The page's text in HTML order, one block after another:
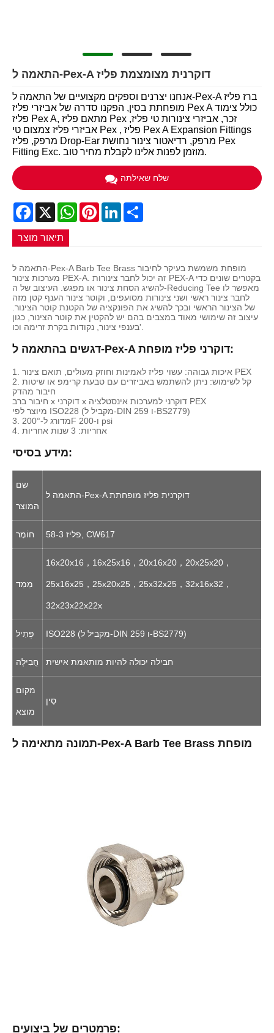
התאמה ל-Pex-A דוקרנית מצומצמת פליז
אנחנו יצרנים וספקים מקצועיים של התאמה ל-Pex-A ברז פליז
מופחתת בסין, הפקנו סדרה של אביזרי פליז Pex A כולל צימוד
פליז Pex A, מתאם פליז Pex זכר, אביזרי צינורות טי פליז,
אביזרי פליז צמצום טי Pex , פליז Pex A Expansion Fittings
מרפק, פליז Drop-Ear מרפק, רדיאטור צינור נחושת Pex
Fitting Exc. מוזמן לפנות אלינו לקבלת מחיר טוב.
שלח שאילתה
Facebook
X WhatsApp
PinterestLinkedIn
תיאור מוצר
התאמה ל-Pex-A Barb Tee Brass מופחת משמשת בעיקר לחיבור
מערכות צינור PEX-A. זה יכול לחבר צינורות PEX-A בקטרים ​​שונים כדי
להשיג הסחת צינור או מפגש. העיצוב של ה-Reducing Tee מאפשר לו
לחבר צינור ראשי ושני צינורות מסועפים, וקוטר צינור הענף קטן מזה
של הצינור הראשי ובכך להשיג את הפונקציה של הקטנת קוטר הצינור.
עיצוב זה שימושי מאוד במצבים בהם יש להקטין את קוטר הצינור, כגון
בענפי צינור, נקודות בקרת זרימה וכו'.
דגשים בהתאמה ל-Pex-A דוקרני פליז מופחת:
1. איכות גבוהה: עשוי פליז לאמינות וחוזק מעולים, תואם צינור PEX
2. קל לשימוש: ניתן להשתמש באביזרים עם טבעת קרימפ או שיטות
חיבור מהדק
חיבור ברב x דוקרני x דוקרני למערכות אינסטלציה PEX
מיוצר לפי ISO228 (מקביל ל-DIN 259 ו-BS2779)
3. מדורג ל-200°F ו-200 psi
4. אחריות: 3 שנות אחריות
מידע בסיסי:
שם
המוצר
התאמה ל-Pex-A דוקרנית פליז מופחתת
חוֹמֶר 58-3 פליז, CW617
מֵמַד
16x20x16，16x25x16，20x16x20，20x25x20，
25x16x25，25x20x25，25x32x25，32x16x32，
32x23x22x22x
פְּתִיל ISO228 (מקביל ל-DIN 259 ו-BS2779)
חֲבִילָה חבילה יכולה להיות מותאמת אישית
מקום
מוצא
סִין
תמונה מתאימה ל-Pex-A Barb Tee Brass מופחת
פרמטרים של ביצועים: